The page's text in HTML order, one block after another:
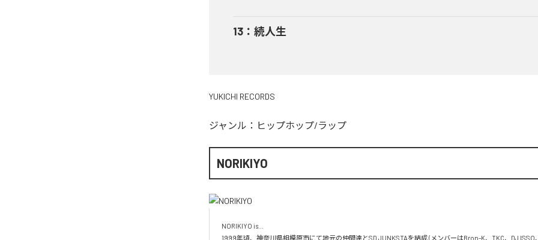
13 ： 続人生
YUKICHI RECORDS
ジャンル： ヒップホップ/ラップ
NORIKIYO
NORIKIYO is...
1999年頃、神奈川県相模原市にて地元の仲間達とSD JUNKSTAを結成 (メンバーはBron-K、TKC、DJ ISSO